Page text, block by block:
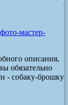
мастер-
описания,
обязательно
- собаку-брошку